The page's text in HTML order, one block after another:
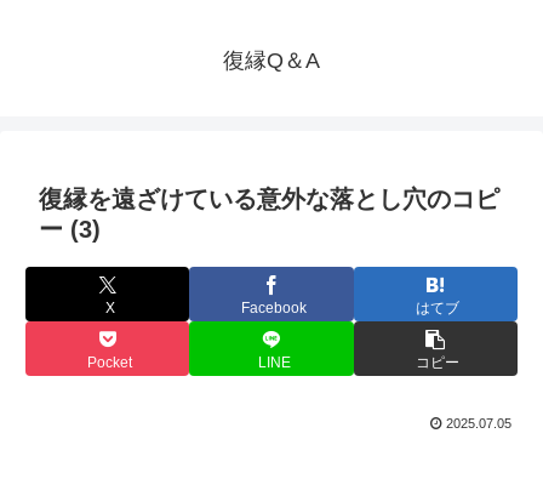
復縁Q＆A
復縁を遠ざけている意外な落とし穴のコピ
ー (3)
X Facebook はてブ
Pocket LINE コピー
2025.07.05